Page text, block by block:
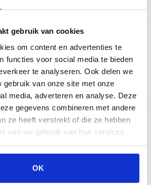
gebruik van cookies
om content en advertenties te
functies voor social media te bieden
te analyseren. Ook delen we
gebruik van onze site met onze
media, adverteren en analyse. Deze
gegevens combineren met andere
ze heeft verstrekt of die ze hebben
van uw gebruik van hun services.
OK
ideaal voor low & slow roken. Roken op de
makkelijker en populairder. Verrijk jouw
lichte rooksmaak. Cherry geeft een
en is ideaal voor liefhebbers van
vlees/vis gerechten, vooral varkensvlees.
zijn 100% natuurlijk.
in onze winkels
Eindhoven